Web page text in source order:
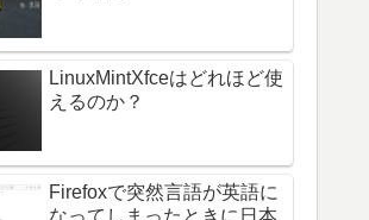
LinuxMintXfceはどれほど使
えるのか？
Firefoxで突然言語が英語に
なってしまったときに日本